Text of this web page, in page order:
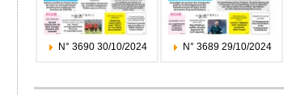
N° 3690 30/10/2024 N° 3689 29/10/2024